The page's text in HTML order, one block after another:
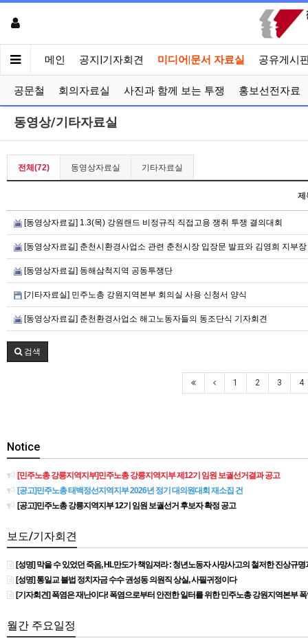
메인 공지|기자회견 미디어|문서 자료실 공유게시
공문철 회의자료실 사진과 함께 보는 투쟁 홍보선전자료
동영상/기타자료실
전체(72) 동영상자료실 기타자료실
제
[동영상자료길] 1.3(목) 강원랜드 비정규직 직접고용 쟁취 투쟁 결의대회
[동영상자료길] 춘천시환경사업소 관련 춘천시장 입장문 발표와 김영희 지부
[동영상자료길] 동해삼척지역 공동투쟁단
[기타자료실] 민주노총 강원지역본부 회의실 사용 신청서 양식
[동영상자료길] 춘천환경사업소 해고노동자들의 동조단식 기자회견
검색
1 2 3 4
Notice
[민주노총 강릉지역지부]민주노총 강릉지역지부 제12기 임원 보궐선거결과 공고
[공고]민주노총 태백정선지역지부 2026년 정기 대의원대회 재소집 건
[공고]민주노총 강릉지역지부 12기 임원 보궐선거 후보자 확정 공고
보도/기자회견
[성명] 막을 수 있었던 죽음, HL만도가 책임져라 : 청년노동자 사망사고의 철저한 진상규
[성명] 통일교 불법 정치자금 수수 권성동 의원직 상실, 사필귀정이다
[기자회견] 폭염은 재난이다! 폭염으로부터 안전한 일터를 위한 민주노총 강원지역본부
월간 주요일정